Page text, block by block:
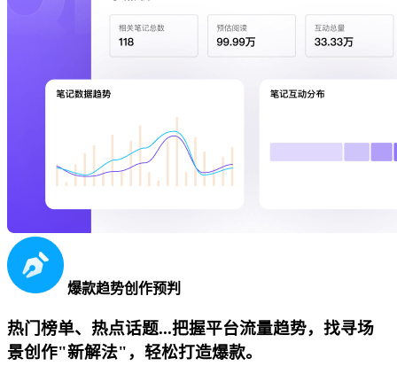
爆款趋势创作预判
热门榜单、热点话题...把握平台流量趋势，找寻场
景创作"新解法"，轻松打造爆款。